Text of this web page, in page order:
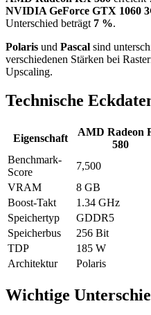
NVIDIA GeForce GTX 1060
Unterschied beträgt 7 %.
Polaris und Pascal sind
verschiedenen Stärken bei
Upscaling.
Technische
Eigenschaft
AMD Radeon
580
Benchmark-
Score
7,500
VRAM
8 GB
Boost-Takt
1.34 GHz
Speichertyp
GDDR5
Speicherbus
256 Bit
TDP
185 W
Architektur
Polaris
Wichtige